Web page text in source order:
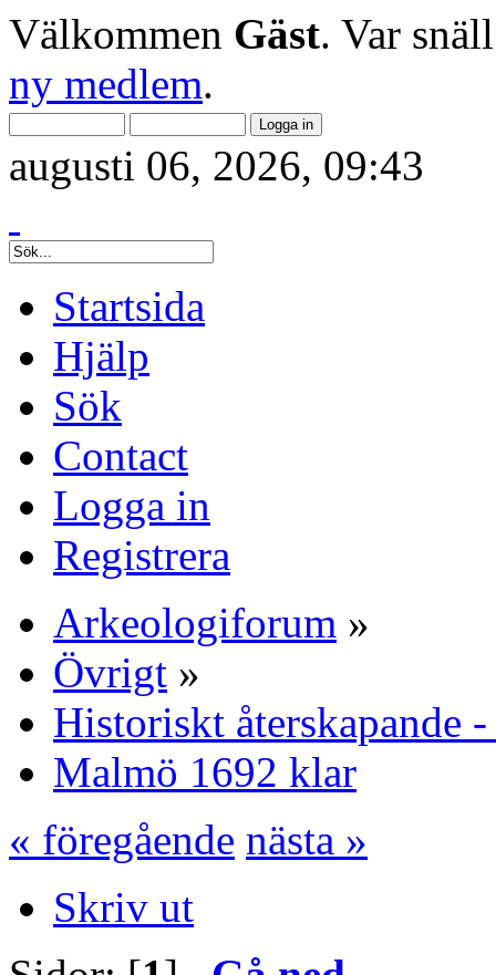
Välkommen Gäst. Var
ny medlem.
augusti 06, 2026, 09:43
Startsida
Hjälp
Sök
Contact
Logga in
Registrera
Arkeologiforum »
Övrigt »
Historiskt återskapande
Malmö 1692 klar
« föregående nästa »
Skriv ut